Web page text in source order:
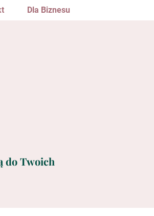
Dla Biznesu
do Twoich